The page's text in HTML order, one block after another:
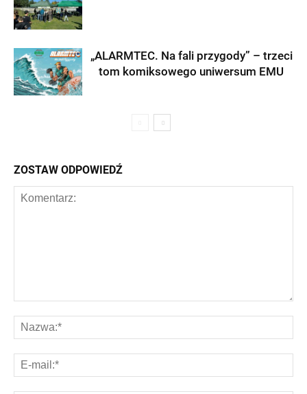
„ALARMTEC. Na fali przygody” – trzeci
tom komiksowego uniwersum EMU
ZOSTAW ODPOWIEDŹ